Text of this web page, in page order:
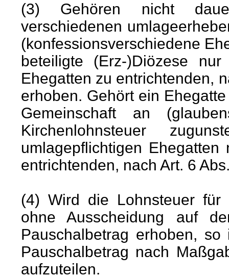
(3) Gehören nicht
verschiedenen
(konfessionsverschiedene
beteiligte (Erz-)Diözese
Ehegatten zu entrichtenden,
erhoben. Gehört ein
Gemeinschaft an
Kirchenlohnsteuer
umlagepflichtigen
entrichtenden, nach Art. 6
(4) Wird die Lohnsteuer für
ohne Ausscheidung auf
Pauschalbetrag erhoben,
Pauschalbetrag nach
aufzuteilen.